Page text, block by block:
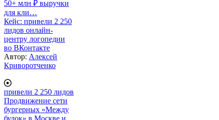
50+ млн ₽ выручки
для кли…
Кейс: привели 2 250
лидов онлайн-
центру логопедии
во ВКонтакте
Автор: Алексей
Криворотченко
привели 2 250 лидов
Продвижение сети
бургерных «Между
булок» в Москве и